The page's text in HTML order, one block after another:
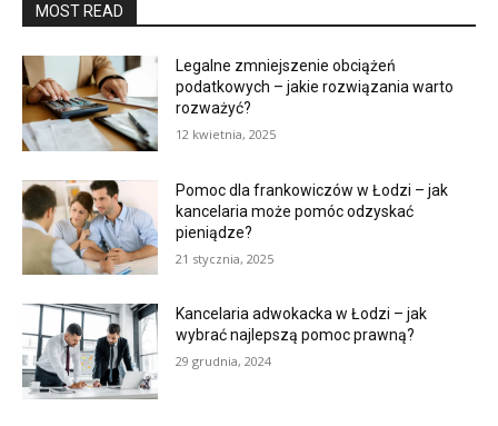
MOST READ
Legalne zmniejszenie obciążeń
podatkowych – jakie rozwiązania warto
rozważyć?
12 kwietnia, 2025
Pomoc dla frankowiczów w Łodzi – jak
kancelaria może pomóc odzyskać
pieniądze?
21 stycznia, 2025
Kancelaria adwokacka w Łodzi – jak
wybrać najlepszą pomoc prawną?
29 grudnia, 2024